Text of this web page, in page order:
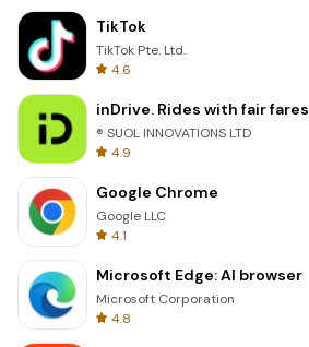
TikTok
TikTok Pte. Ltd.
4.6
inDrive. Rides with fair fares
® SUOL INNOVATIONS LTD
4.9
Google Chrome
Google LLC
4.1
Microsoft Edge: AI browser
Microsoft Corporation
4.8